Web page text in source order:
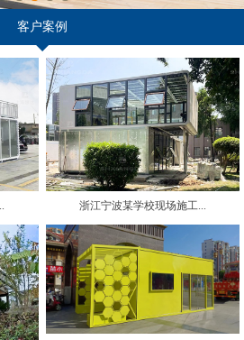
客户案例
浙江宁波某学校现场施工...